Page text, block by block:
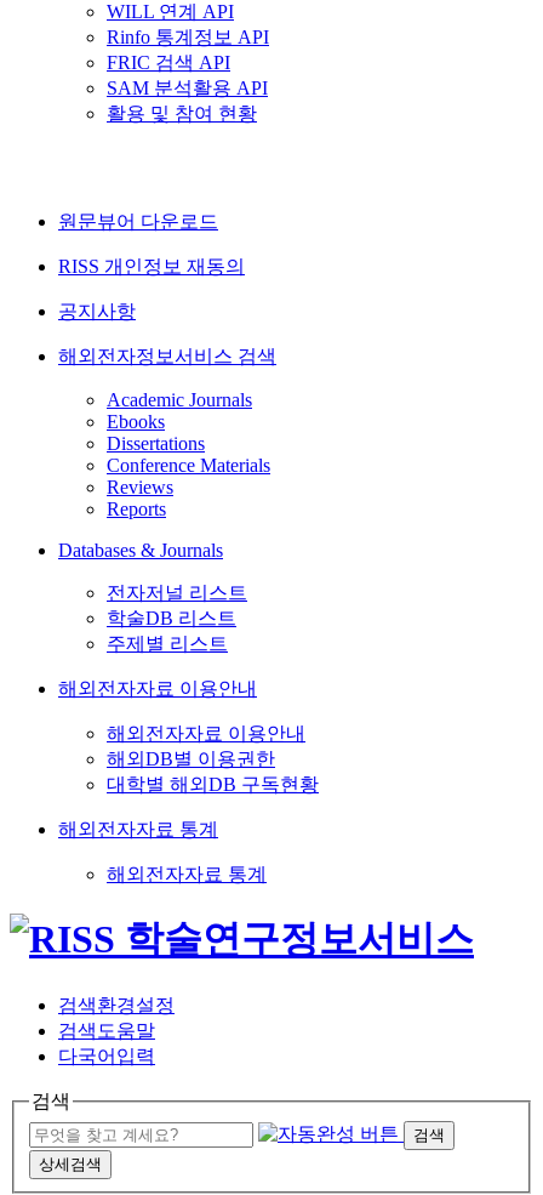
WILL 연계 API
Rinfo 통계정보 API
FRIC 검색 API
SAM 분석활용 API
활용 및 참여 현황
원문뷰어 다운로드
RISS 개인정보 재동의
공지사항
해외전자정보서비스 검색
Academic Journals
Ebooks
Dissertations
Conference Materials
Reviews
Reports
Databases & Journals
전자저널 리스트
학술DB 리스트
주제별 리스트
해외전자자료 이용안내
해외전자자료 이용안내
해외DB별 이용권한
대학별 해외DB 구독현황
해외전자자료 통계
해외전자자료 통계
검색환경설정
검색도움말
다국어입력
검색
검색
상세검색